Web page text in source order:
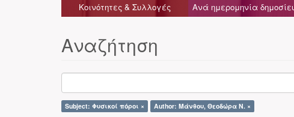
Κοινότητες & Συλλογές Ανά ημερομηνία
Αναζήτηση
Subject: Φυσικοί πόροι × Author: Μάνθου, Θεοδώρα Ν. ×